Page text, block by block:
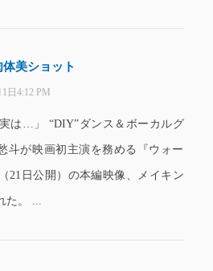
美ショット
日4:12 PM
は…」 “DIY”ダンス＆ボーカルグ
斗が映画初主演を務める『ウォー
21日公開）の本編映像、メイキン
た。 ...